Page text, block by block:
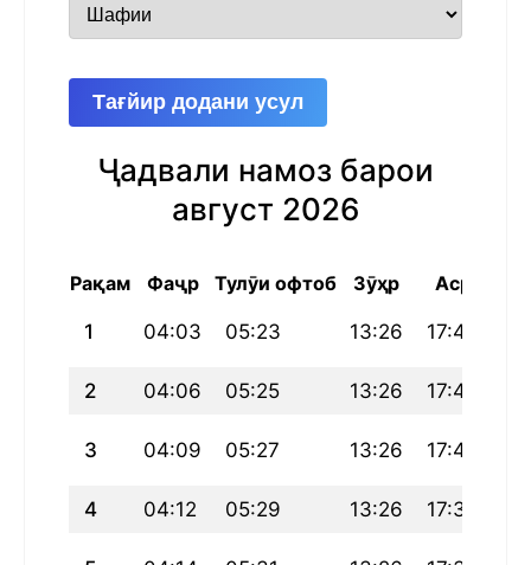
Тағйир додани усул
Ҷадвали намоз барои
август 2026
Рақам Фаҷр Тулӯи офтоб Зӯҳр Аср
1 04:03 05:23 13:26 17:42
2 04:06 05:25 13:26 17:41
3 04:09 05:27 13:26 17:40
4 04:12 05:29 13:26 17:39